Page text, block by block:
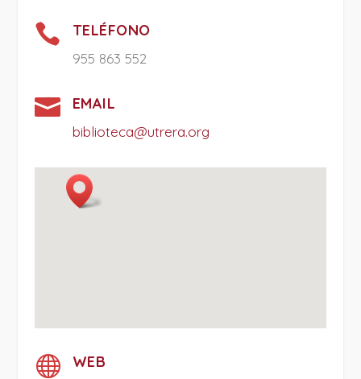
 TELÉFONO
955 863 552
 EMAIL
biblioteca@utrera.org
 WEB